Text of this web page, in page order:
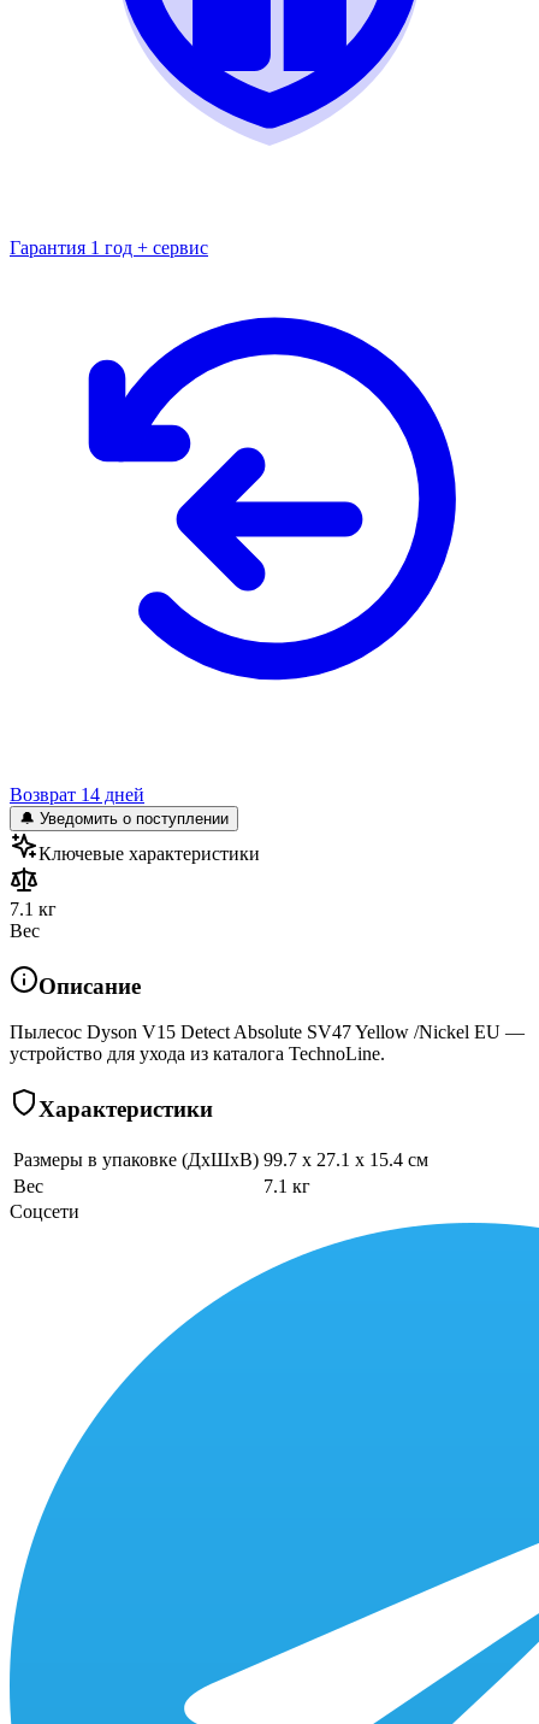
Гарантия 1 год + сервис
Возврат 14 дней
🔔 Уведомить о поступлении
Ключевые характеристики
7.1 кг
Вес
Описание
Пылесос Dyson V15 Detect Absolute SV47 Yellow /Nickel EU —
устройство для ухода из каталога TechnoLine.
Характеристики
Размеры в упаковке (ДхШхВ) 99.7 x 27.1 x 15.4 см
Вес
7.1 кг
Соцсети